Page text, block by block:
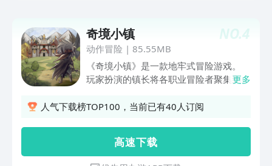
士 -在战役模式中试一下身手 -从每日活
动中获得专属奖励 -充满宝藏的秘密区域
-精确的操控，支持游戏手柄
NO.4
奇境小镇
动作冒险 | 85.55MB
《奇境小镇》是一款地牢式冒险游戏。
玩家扮演的镇长将各职业冒险者聚集到一
用于战斗中。 冒险者们一起勇敢打怪、
开创了独有的玩法，并很好地融合了角色
扮演、模拟经营、经营策略、类
更多
人气下载榜TOP100，当前已有40人订阅
高 速 下 载